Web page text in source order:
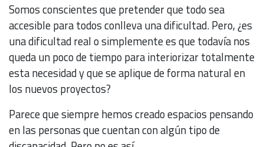
Somos conscientes que pretender que todo sea
accesible para todos conlleva una dificultad. Pero, ¿es
una dificultad real o simplemente es que todavía nos
queda un poco de tiempo para interiorizar totalmente
esta necesidad y que se aplique de forma natural en
los nuevos proyectos?
Parece que siempre hemos creado espacios pensando
en las personas que cuentan con algún tipo de